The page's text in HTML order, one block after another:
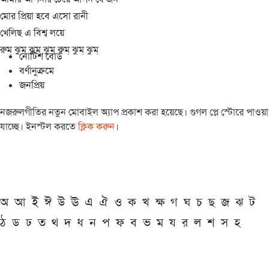
মোর প্রিয়া হবে এসো রানী
খেলিছ এ বিশ্ব লয়ে
রুম্ ঝুম্ ঝুম্ ঝুম্ রুম্ ঝুম্ ঝুম্
নোটিশ বোর্ড
বর্ণানুক্রমে
জনপ্রিয়
নজরুলগীতির নতুন মোবাইল অ্যাপ প্রকাশ করা হয়েছে। গুগল প্লে স্টোরে পাওয়া
যাচ্ছে। ইনস্টল করতেক্লিক করুন।
অ আ ই ঈ উ ঊ এ ঐ ও ক খ ক্ষ গ ঘ চ ছ জ ঝ ট
ঠ ড ঢ ত থ দ ধ ন প ফ ব ভ ম য র ল শ স হ